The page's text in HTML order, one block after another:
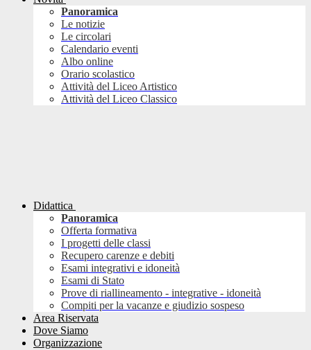
Panoramica
Le notizie
Le circolari
Calendario eventi
Albo online
Orario scolastico
Attività del Liceo Artistico
Attività del Liceo Classico
Didattica
Panoramica
Offerta formativa
I progetti delle classi
Recupero carenze e debiti
Esami integrativi e idoneità
Esami di Stato
Prove di riallineamento - integrative - idoneità
Compiti per la vacanze e giudizio sospeso
Area Riservata
Dove Siamo
Organizzazione